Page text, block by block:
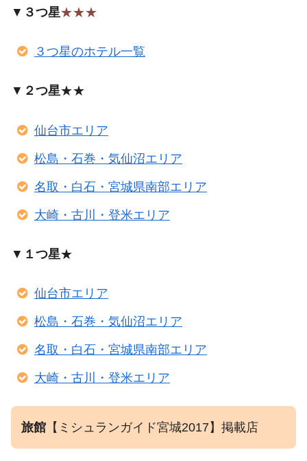
▼ ３つ星★★★
３つ星のホテル一覧
▼ ２つ星★★
仙台市エリア
松島・石巻・気仙沼エリア
名取・白石・宮城県南部エリア
大崎・古川・登米エリア
▼ １つ星★
仙台市エリア
松島・石巻・気仙沼エリア
名取・白石・宮城県南部エリア
大崎・古川・登米エリア
旅館 【ミシュランガイド宮城2017】掲載店